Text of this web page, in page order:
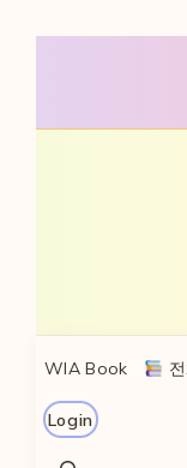
뛰
기
WIA Book
Login